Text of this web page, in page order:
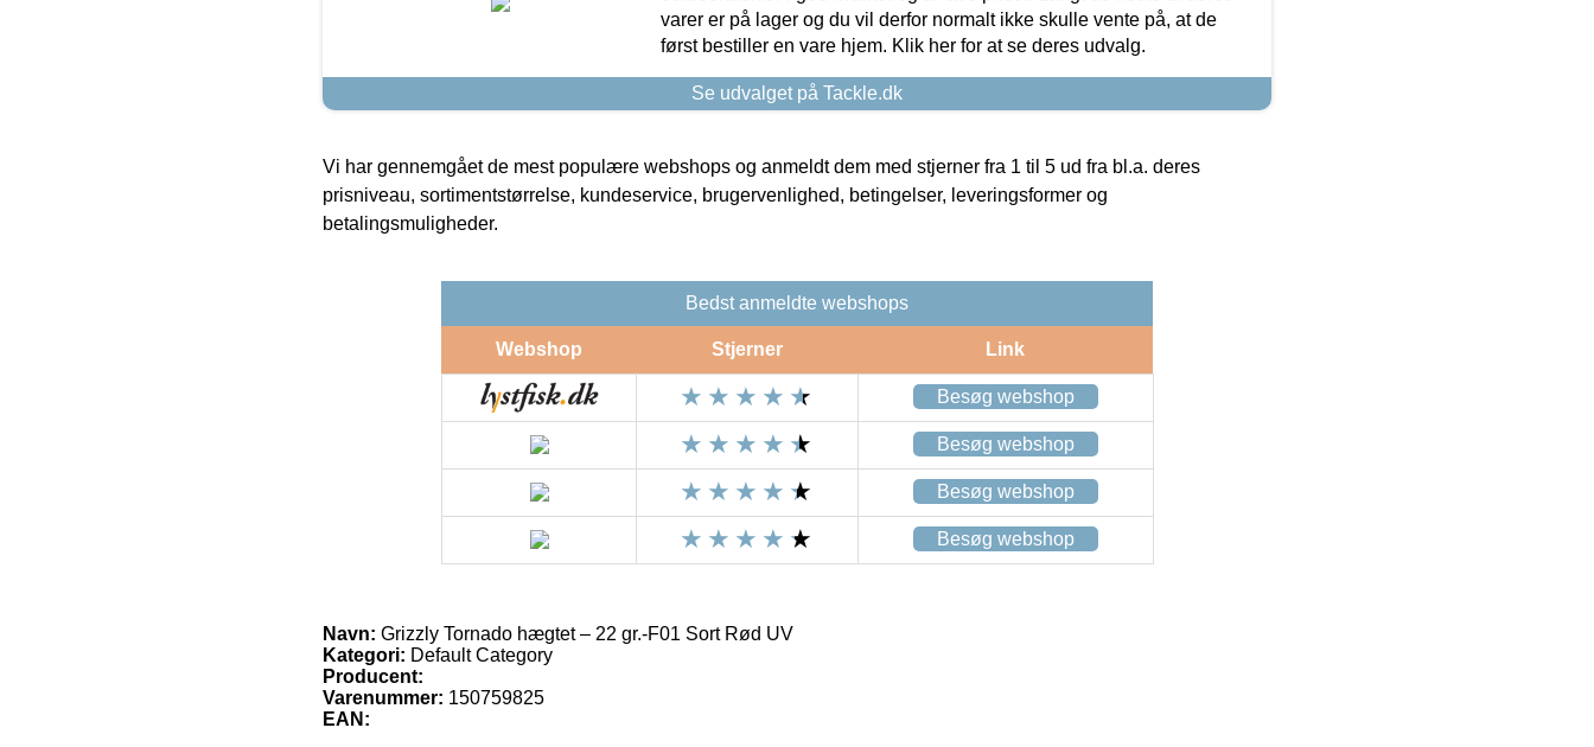
varer er på lager og du vil derfor normalt ikke skulle vente på, at de
først bestiller en vare hjem. Klik her for at se deres udvalg.
Se udvalget på Tackle.dk
Vi har gennemgået de mest populære webshops og anmeldt dem med stjerner fra 1 til 5 ud fra bl.a. deres
prisniveau, sortimentstørrelse, kundeservice, brugervenlighed, betingelser, leveringsformer og
betalingsmuligheder.
Bedst anmeldte webshops
Webshop Stjerner Link
Besøg webshop
Besøg webshop
Besøg webshop
Besøg webshop
Navn: Grizzly Tornado hægtet – 22 gr.-F01 Sort Rød UV
Kategori: Default Category
Producent:
Varenummer: 150759825
EAN: